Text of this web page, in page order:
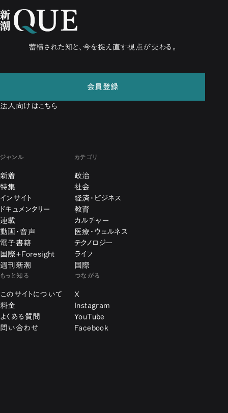
蓄積された知と、今を捉え直す視点が交わる。
会員登録
法人向けはこちら
ジャンル
新着
特集
インサイト
ドキュメンタリー
連載
動画・音声
電子書籍
国際+Foresight
週刊新潮
カテゴリ
政治
社会
経済・ビジネス
教育
カルチャー
医療・ウェルネス
テクノロジー
ライフ
国際
もっと知る
このサイトについて
料金
よくある質問
問い合わせ
つながる
X
Instagram
YouTube
Facebook